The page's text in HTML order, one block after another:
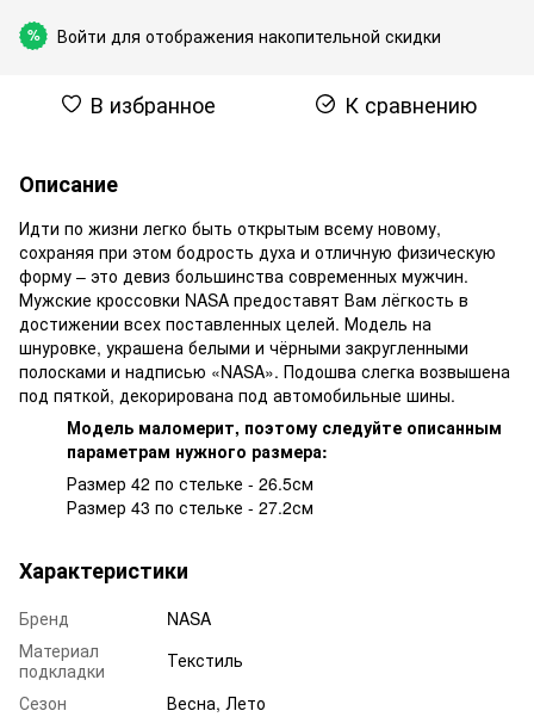
% Войти для отображения накопительной скидки
В избранное К сравнению
Описание
Идти по жизни легко быть открытым всему новому,
сохраняя при этом бодрость духа и отличную физическую
форму – это девиз большинства современных мужчин.
Мужские кроссовки NASA предоставят Вам лёгкость в
достижении всех поставленных целей. Модель на
шнуровке, украшена белыми и чёрными закругленными
полосками и надписью «NASA». Подошва слегка возвышена
под пяткой, декорирована под автомобильные шины.
Модель маломерит, поэтому следуйте описанным
параметрам нужного размера:
Размер 42 по стельке - 26.5см
Размер 43 по стельке - 27.2см
Характеристики
Бренд
NASA
Материал
подкладки
Текстиль
Сезон
Весна, Лето